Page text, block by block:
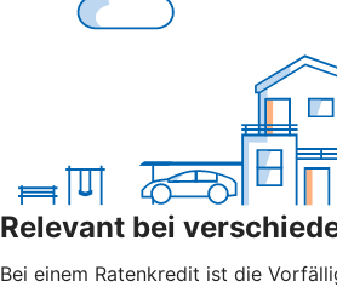
Relevant bei
Bei einem Ratenkredit ist die